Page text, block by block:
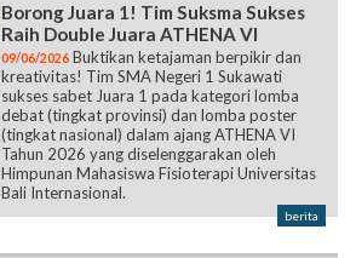
Borong Juara 1! Tim Suksma Sukses
Raih Double Juara ATHENA VI
09/06/2026 Buktikan ketajaman berpikir dan
kreativitas! Tim SMA Negeri 1 Sukawati
sukses sabet Juara 1 pada kategori lomba
debat (tingkat provinsi) dan lomba poster
(tingkat nasional) dalam ajang ATHENA VI
Tahun 2026 yang diselenggarakan oleh
Himpunan Mahasiswa Fisioterapi Universitas
Bali Internasional.
berita